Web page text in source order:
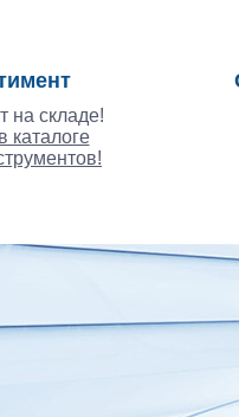
на складе!
каталоге